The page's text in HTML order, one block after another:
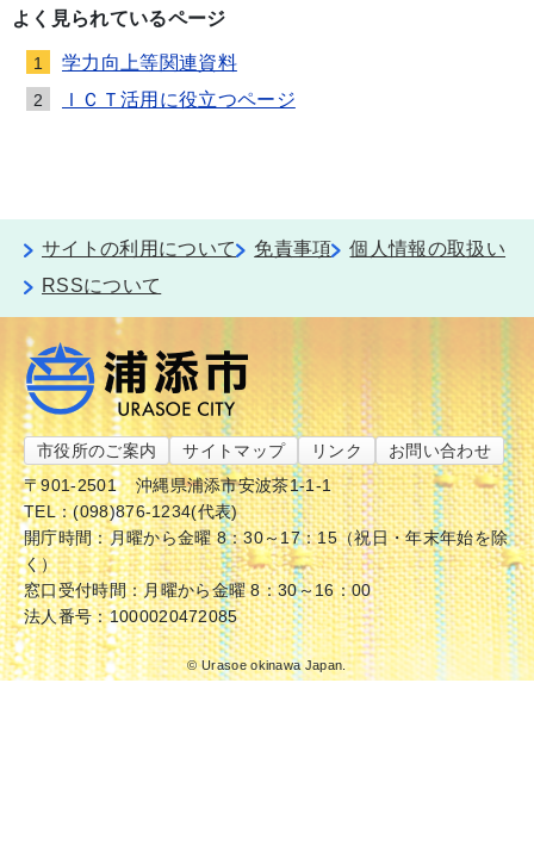
よく見られているページ
1 学力向上等関連資料
2 ＩＣＴ活用に役立つページ
サイトの利用について 免責事項
個人情報の取扱い
RSSについて
市役所のご案内 サイトマップ リンク
お問い合わせ
〒901-2501
沖縄県浦添市安波茶1-1-1
TEL：(098)876-1234(代表)
開庁時間：月曜から金曜 8：30～17：15（祝日・年末年始を除
く）
窓口受付時間：月曜から金曜 8：30～16：00
法人番号：1000020472085
© Urasoe okinawa Japan.